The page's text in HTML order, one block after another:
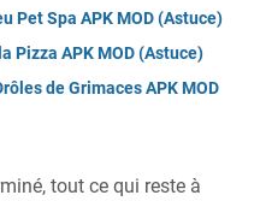
Pet Spa APK MOD (Astuce)
Pizza APK MOD (Astuce)
de Grimaces APK MOD
tout ce qui reste à